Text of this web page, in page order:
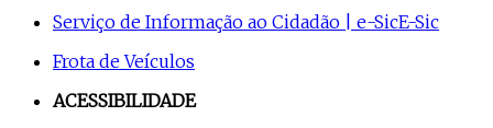
Serviço de Informação ao Cidadão | e-SicE-Sic
Frota de Veículos
ACESSIBILIDADE